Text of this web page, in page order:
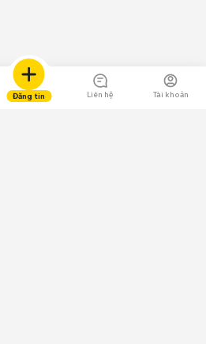
Đăng tin Liên hệ Tài khoản